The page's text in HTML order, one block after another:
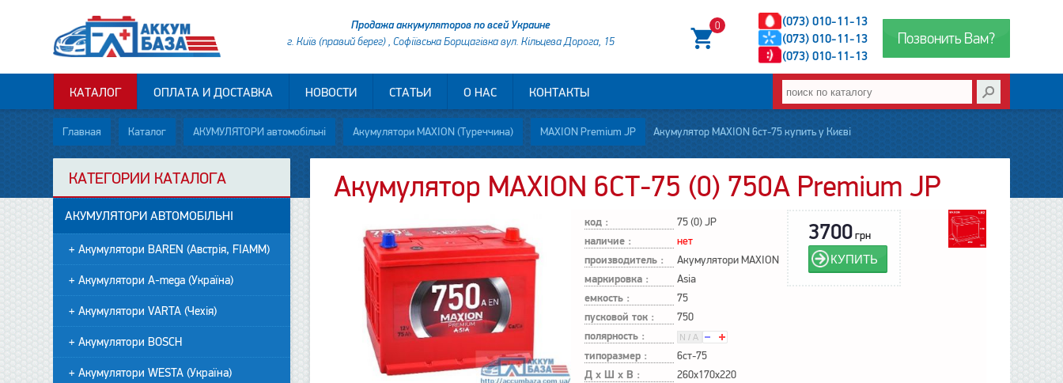
Позвонить Вам?
(073) 010-11-13
(073) 010-11-13
(073) 010-11-13
0
Продажа аккумуляторов по всей Украине
г. Київ (правий берег) , Софіївська Борщагівка вул. Кільцева Дорога, 15
КАТАЛОГ ОПЛАТА И ДОСТАВКА НОВОСТИ СТАТЬИ О НАС КОНТАКТЫ
Главная Каталог АКУМУЛЯТОРИ автомобільні Акумулятори MAXION (Туреччина) MAXION Premium JP Акумулятор MAXION 6ст-75 купить у Києві
Акумулятор MAXION 6СТ-75 (0) 750А Premium JP
код : 75 (0) JP
наличие : нет
производитель : Акумулятори MAXION
маркировка : Asia
емкость : 75
пусковой ток : 750
полярность :
типоразмер :
6ст-75
Д х Ш х В : 260x170x220
3700грн
КУПИТЬ
КАТЕГОРИИ КАТАЛОГА
АКУМУЛЯТОРИ АВТОМОБІЛЬНІ
+ Акумулятори BAREN (Австрія, FIAMM)
+ Акумулятори A-mega (Україна)
+ Акумулятори VARTA (Чехія)
+ Акумулятори BOSCH
+ Акумулятори WESTA (Україна)